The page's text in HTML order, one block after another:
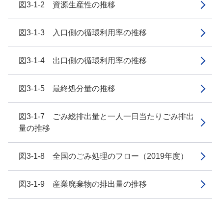
図3-1-2 資源生産性の推移
図3-1-3 入口側の循環利用率の推移
図3-1-4 出口側の循環利用率の推移
図3-1-5 最終処分量の推移
図3-1-7 ごみ総排出量と一人一日当たりごみ排出
量の推移
図3-1-8 全国のごみ処理のフロー（2019年度）
図3-1-9 産業廃棄物の排出量の推移